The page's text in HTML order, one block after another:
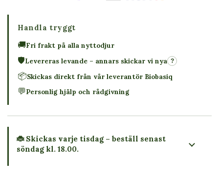
Handla tryggt
🚚Fri frakt på alla nyttodjur
🛡️Levereras levande – annars skickar vi nya ?
📦Skickas direkt från vår leverantör Biobasiq
💬Personlig hjälp och rådgivning
🐞 Skickas varje tisdag – beställ senast
söndag kl. 18.00.